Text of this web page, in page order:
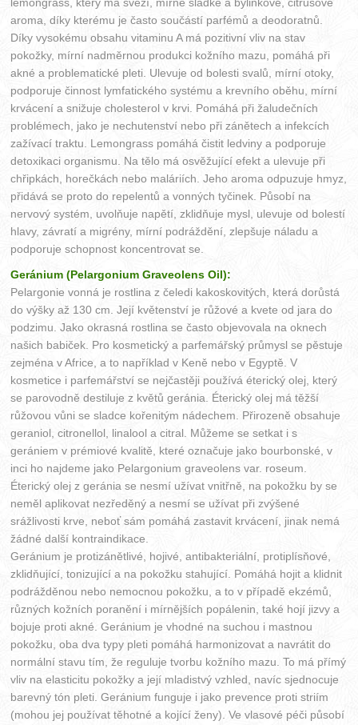
aroma, díky kterému je často součástí parfémů a deodoratnů.
Díky vysokému obsahu vitaminu A má pozitivní vliv na stav
pokožky, mírní nadměrnou produkci kožního mazu, pomáhá při
akné a problematické pleti. Ulevuje od bolesti svalů, mírní otoky,
podporuje činnost lymfatického systému a krevního oběhu, mírní
krvácení a snižuje cholesterol v krvi. Pomáhá při žaludečních
problémech, jako je nechutenství nebo při zánětech a infekcích
zažívací traktu. Lemongrass pomáhá čistit ledviny a podporuje
detoxikaci organismu. Na tělo má osvěžující efekt a ulevuje při
chřipkách, horečkách nebo maláriích. Jeho aroma odpuzuje hmyz,
přidává se proto do repelentů a vonných tyčinek. Působí na
nervový systém, uvolňuje napětí, zklidňuje mysl, ulevuje od bolestí
hlavy, závratí a migrény, mírní podráždění, zlepšuje náladu a
podporuje schopnost koncentrovat se.
Geránium (Pelargonium Graveolens Oil):
Pelargonie vonná je rostlina z čeledi kakoskovitých, která dorůstá
do výšky až 130 cm. Její květenství je růžové a kvete od jara do
podzimu. Jako okrasná rostlina se často objevovala na oknech
našich babiček. Pro kosmetický a parfemářský průmysl se pěstuje
zejména v Africe, a to například v Keně nebo v Egyptě. V
kosmetice i parfemářství se nejčastěji používá éterický olej, který
se parovodně destiluje z květů geránia. Éterický olej má těžší
růžovou vůni se sladce kořenitým nádechem. Přirozeně obsahuje
geraniol, citronellol, linalool a citral. Můžeme se setkat i s
gerániem v prémiové kvalitě, které označuje jako bourbonské, v
inci ho najdeme jako Pelargonium graveolens var. roseum.
Éterický olej z geránia se nesmí užívat vnitřně, na pokožku by se
neměl aplikovat nezředěný a nesmí se užívat při zvýšené
srážlivosti krve, neboť sám pomáhá zastavit krvácení, jinak nemá
žádné další kontraindikace.
Geránium je protizánětlivé, hojivé, antibakteriální, protiplísňové,
zklidňující, tonizující a na pokožku stahující. Pomáhá hojit a klidnit
podrážděnou nebo nemocnou pokožku, a to v případě ekzémů,
různých kožních poranění i mírnějších popálenin, také hojí jizvy a
bojuje proti akné. Geránium je vhodné na suchou i mastnou
pokožku, oba dva typy pleti pomáhá harmonizovat a navrátit do
normální stavu tím, že reguluje tvorbu kožního mazu. To má přímý
vliv na elasticitu pokožky a její mladistvý vzhled, navíc sjednocuje
barevný tón pleti. Geránium funguje i jako prevence proti striím
(mohou jej používat těhotné a kojící ženy). Ve vlasové péči působí